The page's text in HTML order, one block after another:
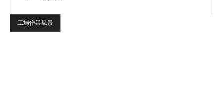
工場作業風景